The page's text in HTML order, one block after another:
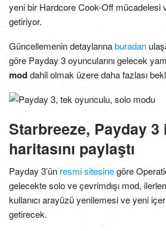
yeni bir Hardcore Cook-Off mücadelesi
getiriyor.
Güncellemenin detaylarınaburadan
göre Payday 3 oyuncularını gelecek
moddahil olmak üzere daha fazlası
Starbreeze, Payday
haritasını paylaştı
Payday 3’ün resmi sitesinegöre
gelecekte solo ve çevrimdışı mod,
kullanıcı arayüzü yenilemesi ve yeni
getirecek.